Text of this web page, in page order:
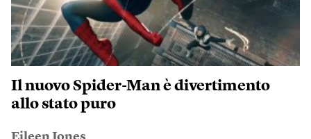
Il nuovo Spider-Man è divertimento
allo stato puro